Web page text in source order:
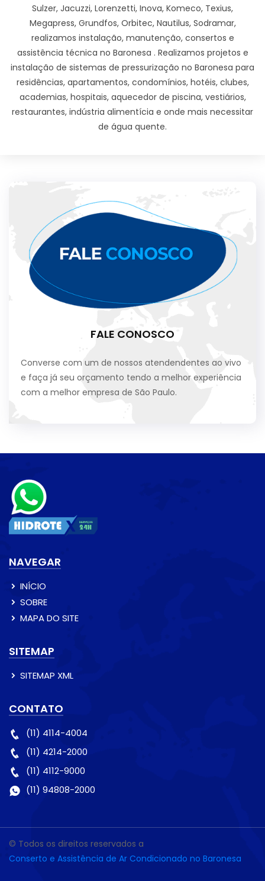
Sulzer, Jacuzzi, Lorenzetti, Inova, Komeco, Texius,
Megapress, Grundfos, Orbitec, Nautilus, Sodramar,
realizamos instalação, manutenção, consertos e
assistência técnica no Baronesa . Realizamos projetos e
instalação de sistemas de pressurização no Baronesa para
residências, apartamentos, condomínios, hotéis, clubes,
academias, hospitais, aquecedor de piscina, vestiários,
restaurantes, indústria alimentícia e onde mais necessitar
de água quente.
FALE CONOSCO
Converse com um de nossos atendendentes ao vivo
e faça já seu orçamento tendo a melhor experiência
com a melhor empresa de São Paulo.
NAVEGAR
INÍCIO
SOBRE
MAPA DO SITE
SITEMAP
SITEMAP XML
CONTATO
(11) 4114-4004
(11) 4214-2000
(11) 4112-9000
(11) 94808-2000
© Todos os direitos reservados a
Conserto e Assistência de Ar Condicionado no Baronesa